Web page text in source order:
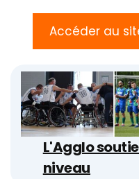
Accéder au
L'Agglo
niveau